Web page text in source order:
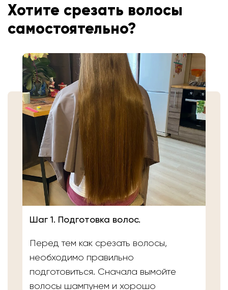
Хотите срезать волосы
самостоятельно?
Шаг 1. Подготовка волос.
Перед тем как срезать волосы,
необходимо правильно
подготовиться. Сначала вымойте
волосы шампунем и хорошо